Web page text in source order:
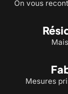
On vous
Mesures